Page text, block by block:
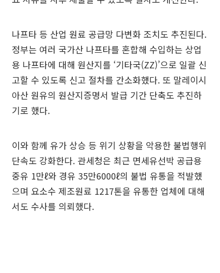
나프타 등 산업 원료 공급망 다변화 조치도 추진된다.
정부는 여러 국가산 나프타를 혼합해 수입하는 상업
용 나프타에 대해 원산지를 ‘기타국(ZZ)’으로 일괄 신
고할 수 있도록 신고 절차를 간소화했다. 또 말레이시
아산 원유의 원산지증명서 발급 기간 단축도 추진하
기로 했다.
이와 함께 유가 상승 등 위기 상황을 악용한 불법행위
단속도 강화한다. 관세청은 최근 면세유선박 공급용
중유 1만ℓ와 경유 35만6000ℓ의 불법 유통을 적발했
으며 요소수 제조원료 1217톤을 유통한 업체에 대해
서도 수사를 의뢰했다.